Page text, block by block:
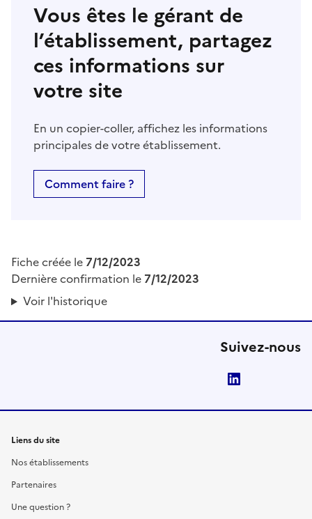
Vous êtes le gérant de
l’établissement, partagez
ces informations sur
votre site
En un copier-coller, affichez les informations
principales de votre établissement.
Comment faire ?
Fiche créée le 7/12/2023
Dernière confirmation le 7/12/2023
Voir l'historique
Suivez-nous
Liens du site
Nos établissements
Partenaires
Une question ?